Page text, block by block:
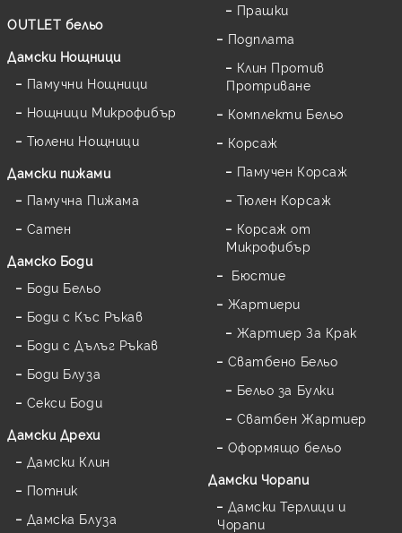
OUTLET бельо
Дамски Нощници
Памучни Нощници
Нощници Микрофибър
Тюлени Нощници
Дамски пижами
Памучна Пижама
Сатен
Дамскo Боди
Боди Бельо
Боди с Къс Ръкав
Боди с Дълъг Ръкав
Боди Блуза
Секси Боди
Дамски Дрехи
Дамски Клин
Потник
Дамска Блуза
Прашки
Подплата
Клин Против
Протриване
Комплекти Бельо
Корсаж
Памучен Корсаж
Тюлен Корсаж
Корсаж от
Микрофибър
Бюстие
Жартиери
Жартиер За Крак
Сватбено Бельо
Бельо за Булки
Сватбен Жартиер
Оформящо бельо
Дамски Чорапи
Дамски Терлици и
Чорапи